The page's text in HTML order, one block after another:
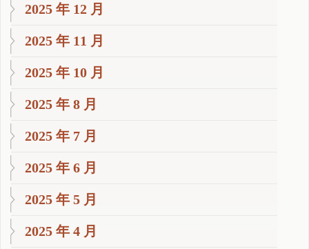
2025 年 12 月
2025 年 11 月
2025 年 10 月
2025 年 8 月
2025 年 7 月
2025 年 6 月
2025 年 5 月
2025 年 4 月